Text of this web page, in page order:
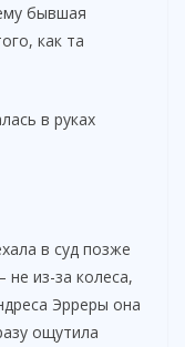
бывшая
как та
в руках
в суд позже
из-за колеса,
Эрреры она
ощутила